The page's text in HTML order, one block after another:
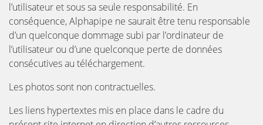
l’utilisateur et sous sa seule responsabilité. En
conséquence, Alphapipe ne saurait être tenu responsable
d’un quelconque dommage subi par l’ordinateur de
l’utilisateur ou d’une quelconque perte de données
consécutives au téléchargement.
Les photos sont non contractuelles.
Les liens hypertextes mis en place dans le cadre du